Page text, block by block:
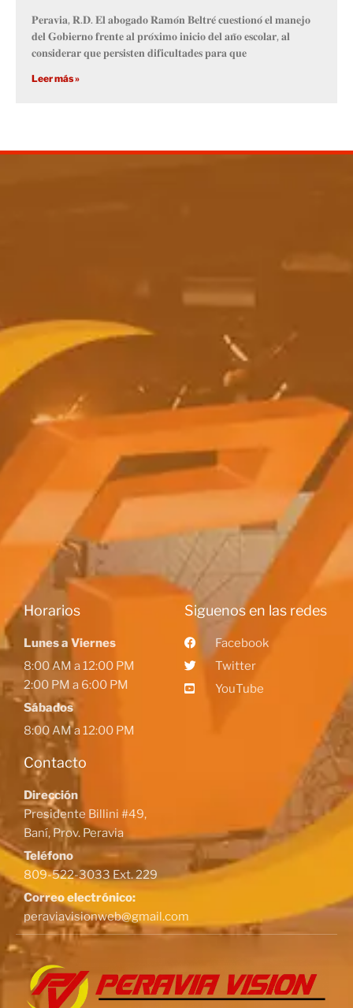
𝐏𝐞𝐫𝐚𝐯𝐢𝐚, 𝐑.𝐃. 𝐄𝐥 𝐚𝐛𝐨𝐠𝐚𝐝𝐨 𝐑𝐚𝐦𝐨́𝐧 𝐁𝐞𝐥𝐭𝐫𝐞́ 𝐜𝐮𝐞𝐬𝐭𝐢𝐨𝐧𝐨́ 𝐞𝐥 𝐦𝐚𝐧𝐞𝐣𝐨
𝐝𝐞𝐥 𝐆𝐨𝐛𝐢𝐞𝐫𝐧𝐨 𝐟𝐫𝐞𝐧𝐭𝐞 𝐚𝐥 𝐩𝐫𝐨́𝐱𝐢𝐦𝐨 𝐢𝐧𝐢𝐜𝐢𝐨 𝐝𝐞𝐥 𝐚𝐧̃𝐨 𝐞𝐬𝐜𝐨𝐥𝐚𝐫, 𝐚𝐥
𝐜𝐨𝐧𝐬𝐢𝐝𝐞𝐫𝐚𝐫 𝐪𝐮𝐞 𝐩𝐞𝐫𝐬𝐢𝐬𝐭𝐞𝐧 𝐝𝐢𝐟𝐢𝐜𝐮𝐥𝐭𝐚𝐝𝐞𝐬 𝐩𝐚𝐫𝐚 𝐪𝐮𝐞
Leer más »
Horarios
Lunes a Viernes
8:00 AM a 12:00 PM
2:00 PM a 6:00 PM
Sábados
8:00 AM a 12:00 PM
Contacto
Dirección
Presidente Billini #49,
Baní, Prov. Peravia
Teléfono
809-522-3033 Ext. 229
Correo electrónico:
peraviavisionweb@gmail.com
Siguenos en las redes
Facebook
Twitter
YouTube